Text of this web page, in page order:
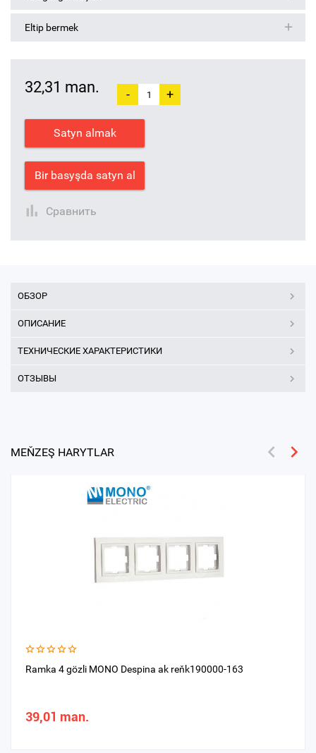
Eltip bermek
32,31 man. - +
Satyn almak
Bir basyşda satyn al
Сравнить
ОБЗОР
ОПИСАНИЕ
ТЕХНИЧЕСКИЕ ХАРАКТЕРИСТИКИ
ОТЗЫВЫ
MEŇZEŞ HARYTLAR
Ramka 4 gözli MONO Despina ak reňk190000-163
39,01 man.